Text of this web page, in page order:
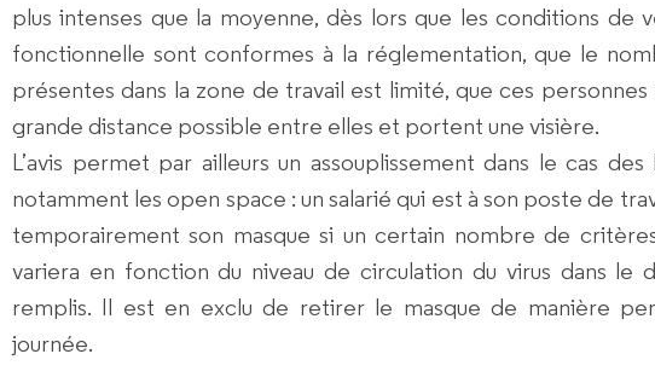
plus intenses que la moyenne, dès lors que les conditions de
fonctionnelle sont conformes à la réglementation, que le
présentes dans la zone de travail est limité, que ces
grande distance possible entre elles et portent une visière.
L’avis permet par ailleurs un assouplissement dans le cas des
notamment les open space : un salarié qui est à son poste de
temporairement son masque si un certain nombre de
variera en fonction du niveau de circulation du virus dans le
remplis. Il est en exclu de retirer le masque de manière
journée.